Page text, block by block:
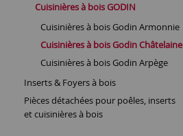
Cuisinières à bois GODIN
Cuisinières à bois Godin Armonnie
Cuisinières à bois Godin Châtelaine
Cuisinières à bois Godin Arpège
Inserts & Foyers à bois
Pièces détachées pour poêles, inserts
et cuisinières à bois